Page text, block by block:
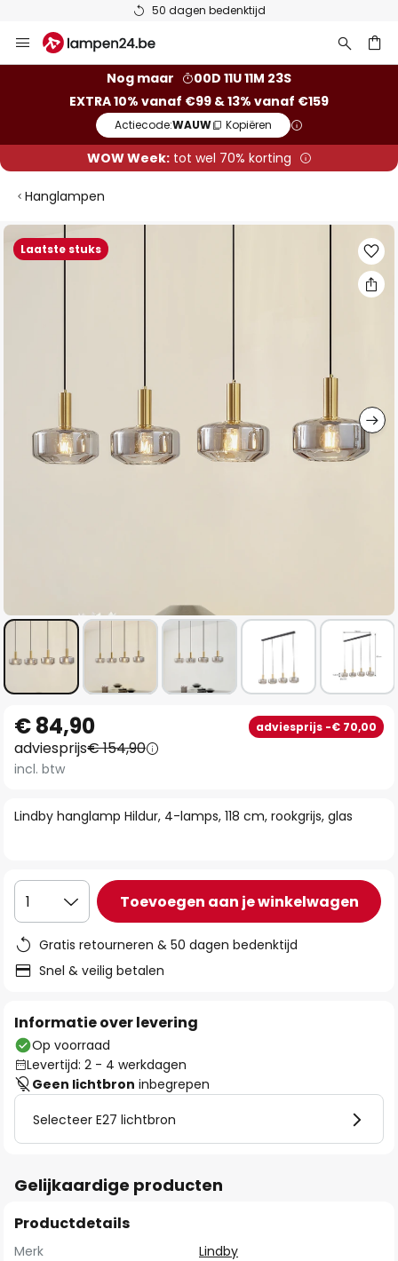
50 dagen bedenktijd
naar
Nog maar
00D 11U 11M 23S
EXTRA 10% vanaf €99 & 13% vanaf €159
Actiecode:WAUW Kopiëren
WOW Week:tot wel 70% korting
Hanglampen
Laatste stuks
Ga
naar
naar
het
begin
de
Lindby hanglamp Hildur, 4-lamps, 118 cm, rookgrijs, glas
€ 84,90 adviesprijs -€ 70,00
adviesprijs€ 154,90
incl. btw
1 Toevoegen aan je winkelwagen
Gratis retourneren & 50 dagen bedenktijd
Snel & veilig betalen
Informatie over levering
Op voorraad
Levertijd: 2 - 4 werkdagen
Geen lichtbron inbegrepen
Selecteer E27 lichtbron
Gelijkaardige producten
Productdetails
Merk
Lindby